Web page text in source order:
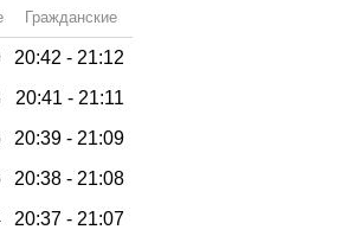
Гражданские
20:42 - 21:12
20:41 - 21:11
20:39 - 21:09
20:38 - 21:08
20:37 - 21:07